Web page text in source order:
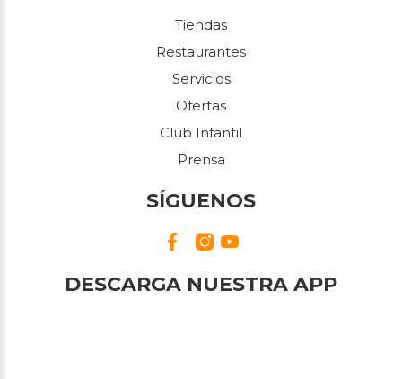
Tiendas
Restaurantes
Servicios
Ofertas
Club Infantil
Prensa
SÍGUENOS
DESCARGA NUESTRA APP